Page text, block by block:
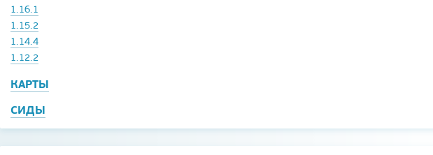
1.16.1
1.15.2
1.14.4
1.12.2
КАРТЫ
СИДЫ